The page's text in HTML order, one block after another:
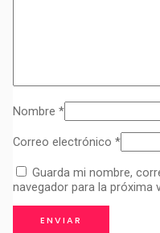
Nombre *
Correo electrónico *
Guarda mi nombre,
navegador para la próxima